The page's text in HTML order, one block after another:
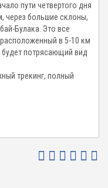
пути четвертого дня
через большие склоны,
Булака. Это все
в 5-10 км
потрясающий вид
трекинг, полный